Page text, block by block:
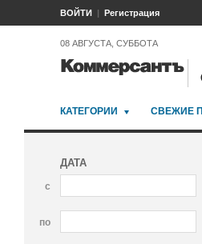
ВОЙТИ Регистрация
08 АВГУСТА, СУББОТА
КАТЕГОРИИ СВЕЖИЕ
ДАТА
с
по